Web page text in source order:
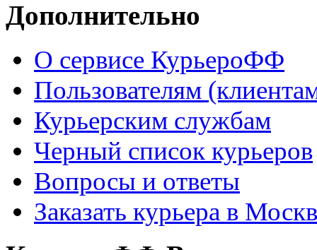
Дополнительно
О сервисе КурьероФФ
Пользователям
Курьерским службам
Черный список курьеров
Вопросы и ответы
Заказать курьера в